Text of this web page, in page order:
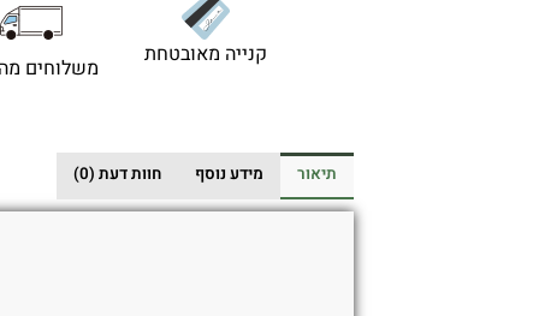
קנייה מאובטחת משלוחים
תיאור מידע נוסף חוות דעת (0)